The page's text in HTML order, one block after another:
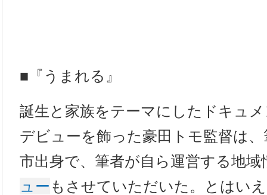
■『うまれる』
誕生と家族をテーマにしたドキュ
デビューを飾った豪田トモ監督は
市出身で、筆者が自ら運営する地域
ュー もさせていただいた。とはい